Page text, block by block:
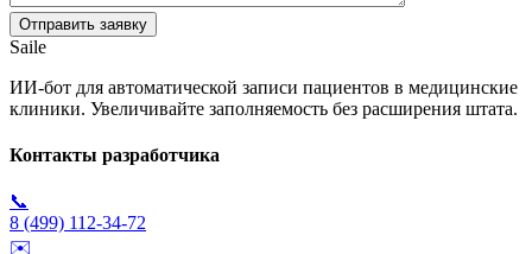
Saile
ИИ-бот для автоматической записи пациентов в медицинские
клиники. Увеличивайте заполняемость без расширения штата.
Контакты разработчика
📞
8 (499) 112-34-72
✉️